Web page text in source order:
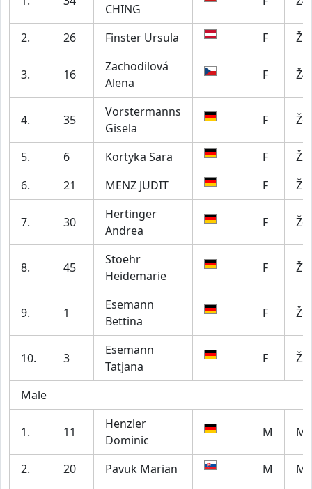
CHING
2. 26 Finster Ursula F
3. 16
Zachodilová
Alena
F
4. 35
Vorstermanns
Gisela
F
5. 6 Kortyka Sara F
6.
21 MENZ JUDIT F
7. 30
Hertinger
Andrea
F
8. 45
Stoehr
Heidemarie
F
9. 1
Esemann
Bettina
F
10. 3
Esemann
Tatjana
F
Male
1. 11
Henzler
Dominic
M
2. 20 Pavuk Marian M